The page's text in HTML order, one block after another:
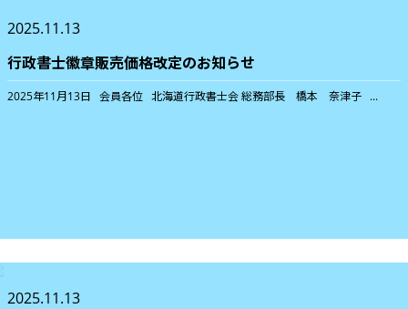
2025.11.13
行政書士徽章販売価格改定のお知らせ
2025年11月13日 会員各位 北海道行政書士会 総務部長 橋本 奈津子 ...
2025.11.13